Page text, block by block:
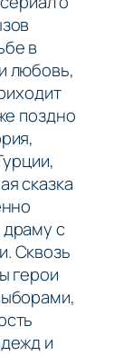
в
любовь,
поздно
сказка
с
Сквозь
герои
и